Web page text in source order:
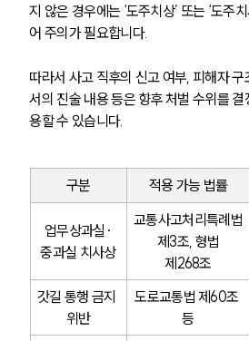
지 않은 경우에는 ‘도주치상’ 또는 ‘도주
어 주의가 필요합니다.
따라서 사고 직후의 신고 여부, 피해자 구
서의 진술 내용 등은 향후 처벌 수위를
용할 수 있습니다.
구분 적용 가능 법률
업무상과실·
중과실 치사상
교통사고처리특례법
제3조, 형법
제268조
갓길 통행 금지
위반
도로교통법 제60조
등